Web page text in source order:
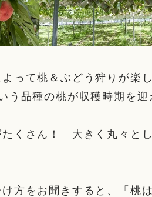
って桃＆ぶどう狩りが楽
品種の桃が収穫時期を迎
くさん！ 大きく丸々と
方をお聞きすると、「桃